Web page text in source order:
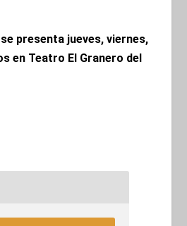
presenta jueves, viernes,
en Teatro El Granero del